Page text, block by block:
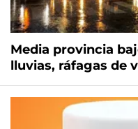
Media provincia
lluvias, ráfagas de